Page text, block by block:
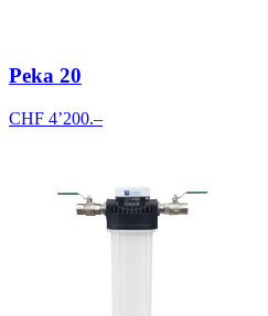
Peka 20
CHF 4’200.–